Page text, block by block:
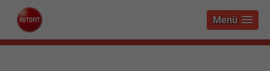
Menü